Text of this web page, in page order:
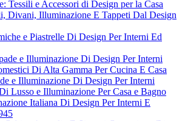
Tessili e Accessori di Design per la Casa
Divani, Illuminazione E Tappeti Dal Design
e Piastrelle Di Design Per Interni Ed
e Illuminazione Di Design Per Interni
Di Alta Gamma Per Cucina E Casa
e Illuminazione Di Design Per Interni
Lusso e Illuminazione Per Casa e Bagno
Italiana Di Design Per Interni E